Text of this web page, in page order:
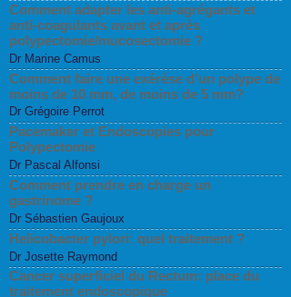
Comment adapter les anti-agrégants et
anti-coagulants avant et après
polypectomie/mucosectomie ?
Dr Marine Camus
Comment faire une exérèse d’un polype de
moins de 10 mm, de moins de 5 mm?
Dr Grégoire Perrot
Pacemaker et Endoscopies pour
Polypectomie
Dr Pascal Alfonsi
Comment prendre en charge un
gastrinome ?
Dr Sébastien Gaujoux
Helicobacter pylori: quel traitement ?
Dr Josette Raymond
Cancer superficiel du Rectum: place du
traitement endoscopique